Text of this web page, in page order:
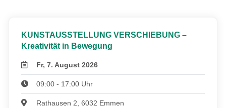
KUNSTAUSSTELLUNG VERSCHIEBUNG –
Kreativität in Bewegung
Fr, 7. August 2026
09:00 - 17:00 Uhr
Rathausen 2, 6032 Emmen